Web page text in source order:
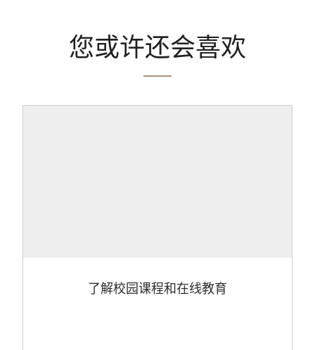
您或许还会喜欢
了解校园课程和在线教育